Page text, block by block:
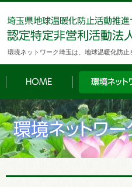
環境ネットワーク埼玉は、地球温暖化防